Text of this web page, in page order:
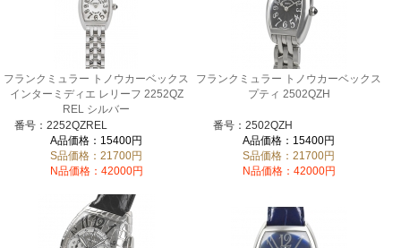
フランクミュラー トノウカーベックス
インターミディエ レリーフ 2252QZ
REL シルバー
番号：2252QZREL
A品価格：15400円
S品価格：21700円
N品価格：42000円
フランクミュラー トノウカーベックス
プティ 2502QZH
番号：2502QZH
A品価格：15400円
S品価格：21700円
N品価格：42000円